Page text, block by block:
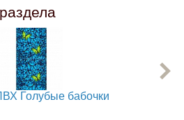
Голубые бабочки